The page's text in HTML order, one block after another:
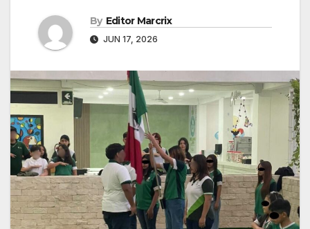
By Editor Marcrix
JUN 17, 2026